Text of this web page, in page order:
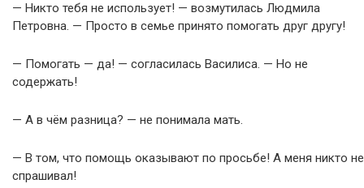
— Никто тебя не использует! — возмутилась Людмила
Петровна. — Просто в семье принято помогать друг другу!
— Помогать — да! — согласилась Василиса. — Но не
содержать!
— А в чём разница? — не понимала мать.
— В том, что помощь оказывают по просьбе! А меня никто не
спрашивал!